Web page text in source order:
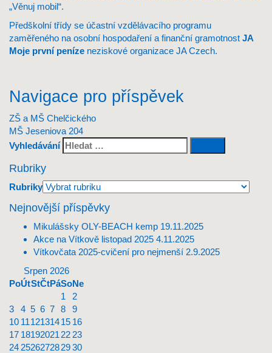
„Věnuj mobil“.
Předškolní třídy se účastní vzdělávacího programu
zaměřeného na osobní hospodaření a finanční gramotnost JA
Moje první peníze neziskové organizace JA Czech.
Navigace pro příspěvek
ZŠ a MŠ Chelčického
MŠ Jeseniova 204
Vyhledávání
Rubriky
Rubriky
Nejnovější příspěvky
Mikulášsky OLY-BEACH kemp 19.11.2025
Akce na Vítkově listopad 2025 4.11.2025
Vítkovčata 2025-cvičení pro nejmenší 2.9.2025
Srpen 2026
PoÚtStČtPáSoNe
1
2
3
4 5 6 7 8
9
10 1112131415 16
17 18192021 22 23
24 252627282930